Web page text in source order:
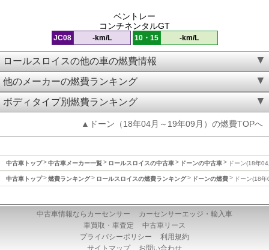
ベントレー
コンチネンタルGT
JC08 -km/L 10・15 -km/L
ロールスロイスの他の車の燃費情報
他のメーカーの燃費ランキング
ボディタイプ別燃費ランキング
▲ドーン（18年04月～19年09月）の燃費TOPへ
中古車トップ 中古車メーカー一覧 ロールスロイスの中古車 ドーンの中古車 ドーン(18年
中古車トップ 燃費ランキング ロールスロイスの燃費ランキング ドーンの燃費 ドーン(18
中古車情報ならカーセンサー
カーセンサーエッジ・輸入車
車買取・車査定
中古車リース
プライバシーポリシー
利用規約
サイトマップ
お問い合わせ